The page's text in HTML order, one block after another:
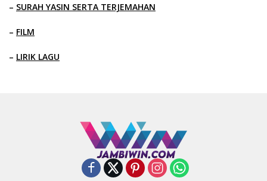
– SURAH YASIN SERTA TERJEMAHAN
– FILM
– LIRIK LAGU